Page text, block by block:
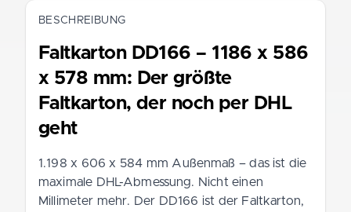
BESCHREIBUNG
Faltkarton DD166 – 1186 x 586
x 578 mm: Der größte
Faltkarton, der noch per DHL
geht
1.198 x 606 x 584 mm Außenmaß – das ist die
maximale DHL-Abmessung. Nicht einen
Millimeter mehr. Der DD166 ist der Faltkarton,